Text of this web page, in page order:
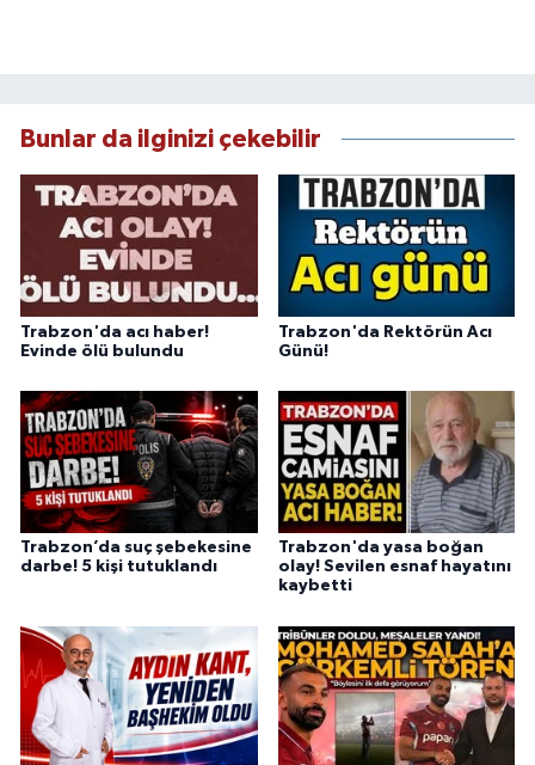
Bunlar da ilginizi çekebilir
Trabzon'da acı haber!
Evinde ölü bulundu
Trabzon'da Rektörün Acı
Günü!
Trabzon’da suç şebekesine
darbe! 5 kişi tutuklandı
Trabzon'da yasa boğan
olay! Sevilen esnaf hayatını
kaybetti